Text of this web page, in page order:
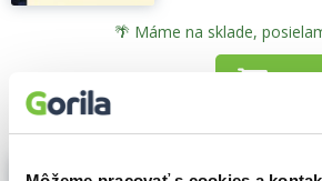
🌴 Máme na sklade,